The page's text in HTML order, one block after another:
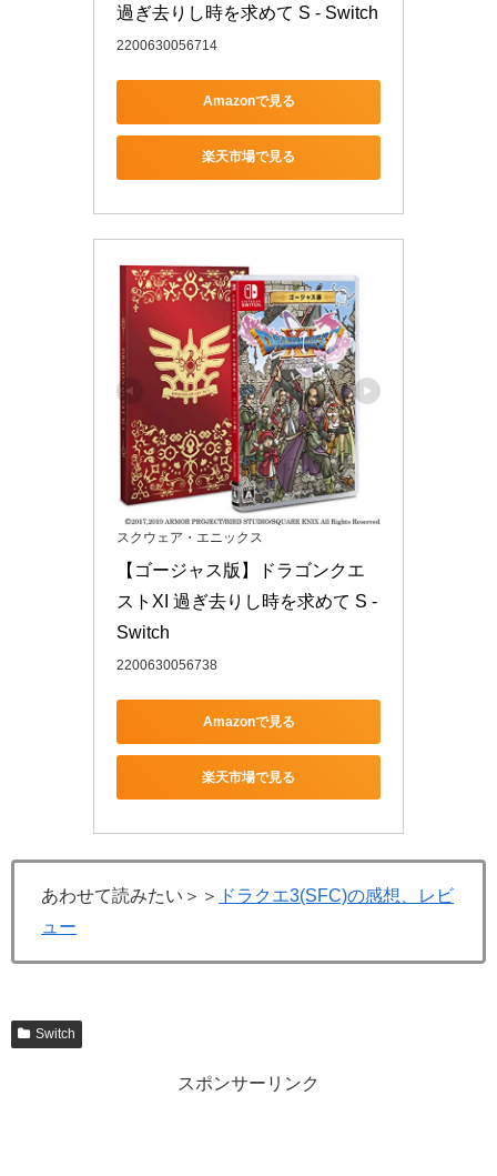
過ぎ去りし時を求めて S - Switch
2200630056714
Amazonで見る
楽天市場で見る
スクウェア・エニックス
【ゴージャス版】ドラゴンクエ
ストXI 過ぎ去りし時を求めて S -
Switch
2200630056738
Amazonで見る
楽天市場で見る
あわせて読みたい＞＞ ドラクエ3(SFC)の感想、レビ
ュー
Switch
スポンサーリンク